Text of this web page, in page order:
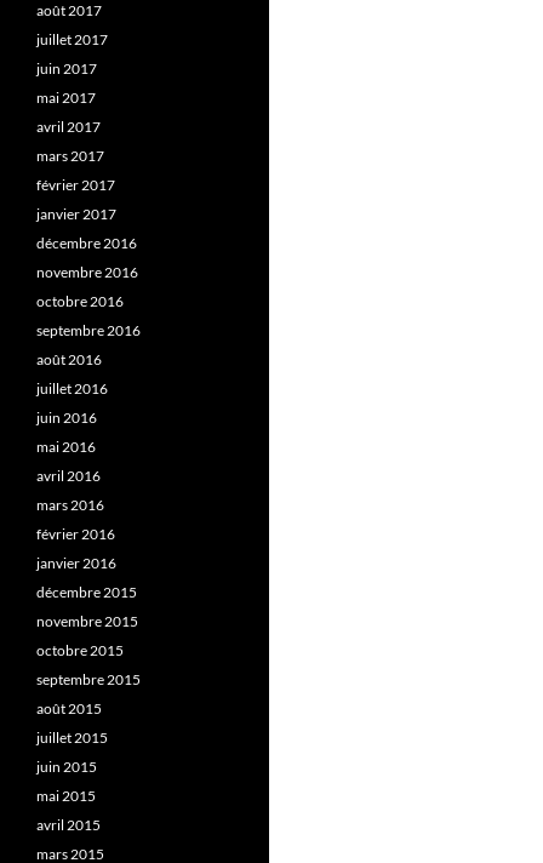
août 2017
juillet 2017
juin 2017
mai 2017
avril 2017
mars 2017
février 2017
janvier 2017
décembre 2016
novembre 2016
octobre 2016
septembre 2016
août 2016
juillet 2016
juin 2016
mai 2016
avril 2016
mars 2016
février 2016
janvier 2016
décembre 2015
novembre 2015
octobre 2015
septembre 2015
août 2015
juillet 2015
juin 2015
mai 2015
avril 2015
mars 2015